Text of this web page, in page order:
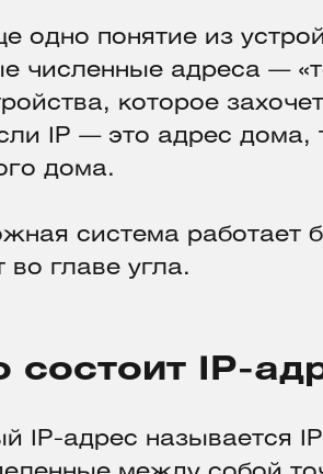
одно понятие из
численные адреса —
которое
IP — это адрес дома,
дома.
система работает
во главе угла.
состоит IP-
IP-адрес называется